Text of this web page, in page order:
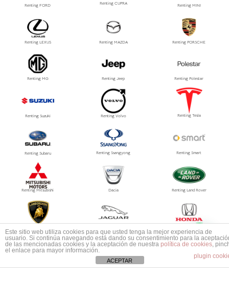
Renting FORD Renting CUPRA Renting MINI
Renting LEXUS Renting MAZDA Renting PORSCHE
Renting MG Renting Jeep Renting Polestar
Renting Suzuki Renting Volvo Renting Tesla
Renting Subaru Renting Ssangyong Renting Smart
Renting Mitsubishi Dacia Renting Land Rover
Renting Aston Martin
Este sitio web utiliza cookies para que usted tenga la mejor experiencia de
usuario. Si continúa navegando está dando su consentimiento para la
de las mencionadas cookies y la aceptación de nuestra política de cookies,
el enlace para mayor información.
plugin
ACEPTAR
1
Mas información ¿No encuentras tu coche?